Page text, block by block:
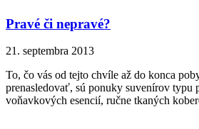
Pravé či nepravé?
21. septembra 2013
To, čo vás od tejto chvíle až do konca
prenasledovať, sú ponuky suvenírov typu
voňavkových esencií, ručne tkaných